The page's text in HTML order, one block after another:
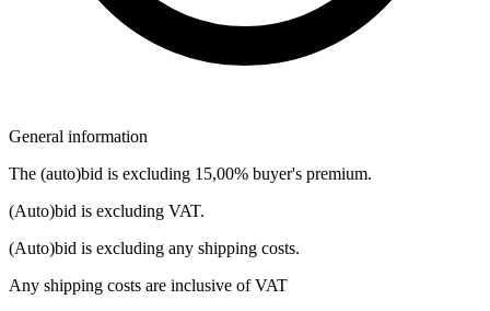
General information
The (auto)bid is excluding 15,00% buyer's premium.
(Auto)bid is excluding VAT.
(Auto)bid is excluding any shipping costs.
Any shipping costs are inclusive of VAT